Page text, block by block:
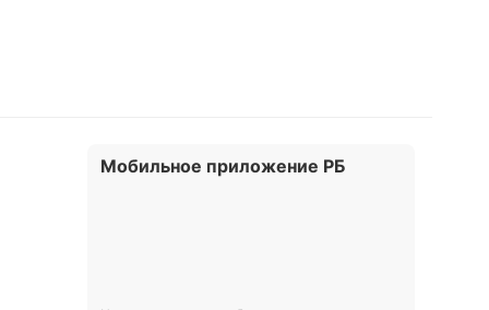
Мобильное приложение РБ